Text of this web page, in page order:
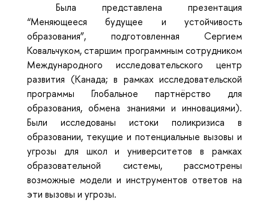
Была представлена презентация
“Меняющееся будущее и устойчивость
образования”, подготовленная Сергием
Ковальчуком, старшим программным сотрудником
Международного исследовательского центр
развития (Канада; в рамках исследовательской
программы Глобальное партнёрство для
образования, обмена знаниями и инновациями).
Были исследованы истоки поликризиса в
образовании, текущие и потенциальные вызовы и
угрозы для школ и университетов в рамках
образовательной системы, рассмотрены
возможные модели и инструментов ответов на
эти вызовы и угрозы.